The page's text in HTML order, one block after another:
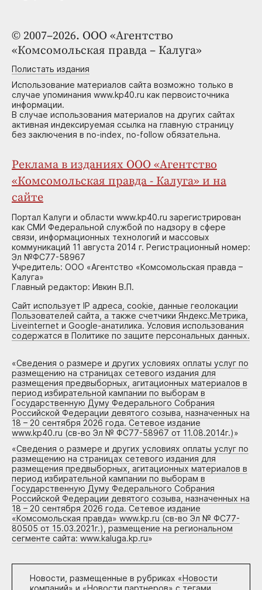
© 2007–2026. ООО «Агентство
«Комсомольская правда – Калуга»
Полистать издания
Использование материалов сайта возможно только в
случае упоминания www.kp40.ru как первоисточника
информации.
В случае использования материалов на других сайтах
активная индексируемая ссылка на главную страницу
без заключения в no-index, no-follow обязательна.
Реклама в изданиях ООО «Агентство
«Комсомольская правда - Калуга» и на
сайте
Портал Калуги и области www.kp40.ru зарегистрирован
как СМИ Федеральной службой по надзору в сфере
связи, информационных технологий и массовых
коммуникаций 11 августа 2014 г. Регистрационный номер:
Эл №ФС77-58967
Учредитель: ООО «Агентство «Комсомольская правда –
Калуга»
Главный редактор: Ивкин В.П.
Сайт использует IP адреса, cookie, данные геолокации
Пользователей сайта, а также счетчики Яндекс.Метрика,
Liveinternet и Google-анатилика. Условия использования
содержатся в Политике по защите персональных данных.
«Сведения о размере и других условиях оплаты услуг по
размещению на страницах сетевого издания для
размещения предвыборных, агитационных материалов в
период избирательной кампании по выборам в
Государственную Думу Федерального Собрания
Российской Федерации девятого созыва, назначенных на
18 – 20 сентября 2026 года. Сетевое издание
www.kp40.ru (св-во Эл № ФС77-58967 от 11.08.2014г.)»
«Сведения о размере и других условиях оплаты услуг по
размещению на страницах сетевого издания для
размещения предвыборных, агитационных материалов в
период избирательной кампании по выборам в
Государственную Думу Федерального Собрания
Российской Федерации девятого созыва, назначенных на
18 – 20 сентября 2026 года. Сетевое издание
«Комсомольская правда» www.kp.ru (св-во Эл № ФС77-
80505 от 15.03.2021г.), размещение на региональном
сегменте сайта: www.kaluga.kp.ru»
Новости, размещенные в рубриках «Новости
компаний» и «Новости партнеров» с тегами